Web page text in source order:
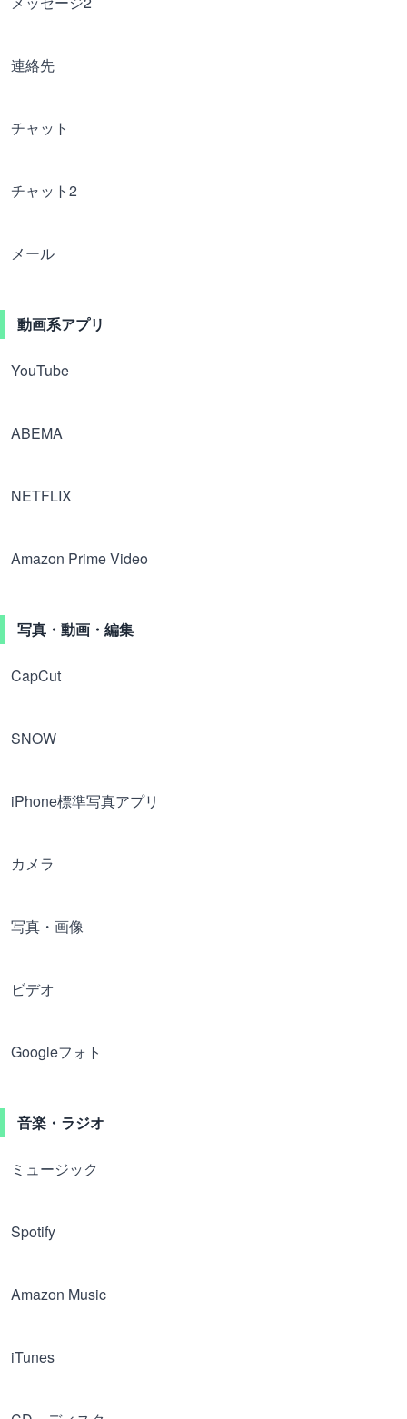
連絡先
チャット
チャット2
メール
動画系アプリ
YouTube
ABEMA
NETFLIX
Amazon Prime Video
写真・動画・編集
CapCut
SNOW
iPhone標準写真アプリ
カメラ
写真・画像
ビデオ
Googleフォト
音楽・ラジオ
ミュージック
Spotify
Amazon Music
iTunes